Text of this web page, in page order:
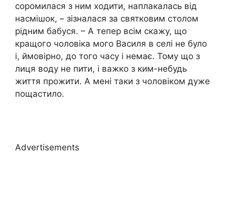
соромилася з ним ходити, наплакалась від
насмішок, – зізналася за святковим столом
рідним бабуся. – А тепер всім скажу, що
кращого чоловіка мого Василя в селі не було
і, ймовірно, до того часу і немає. Тому що з
лиця воду не пити, і важко з ким-небудь
життя прожити. А мені таки з чоловіком дуже
пощастило.
Advertisements